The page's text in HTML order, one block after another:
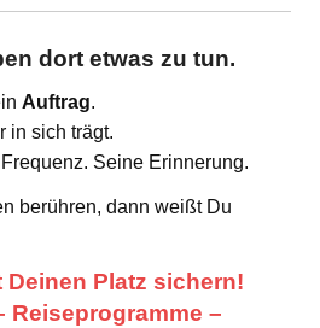
dort etwas zu tun.
Auftrag.
in sich trägt.
Seine Erinnerung.
berühren, dann weißt Du
Deinen Platz sichern!
–